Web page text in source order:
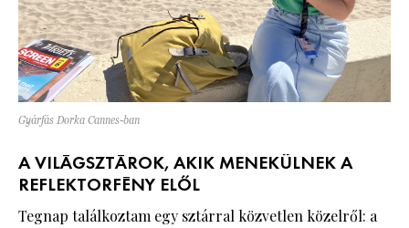
Gyárfás Dorka Cannes-ban
A VILÁGSZTÁROK, AKIK MENEKÜLNEK A
REFLEKTORFÉNY ELŐL
Tegnap találkoztam egy sztárral közvetlen közelről: a